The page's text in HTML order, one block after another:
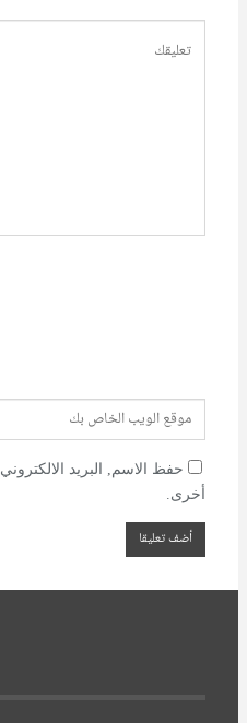
حفظ الاسم, البريد
أخرى.